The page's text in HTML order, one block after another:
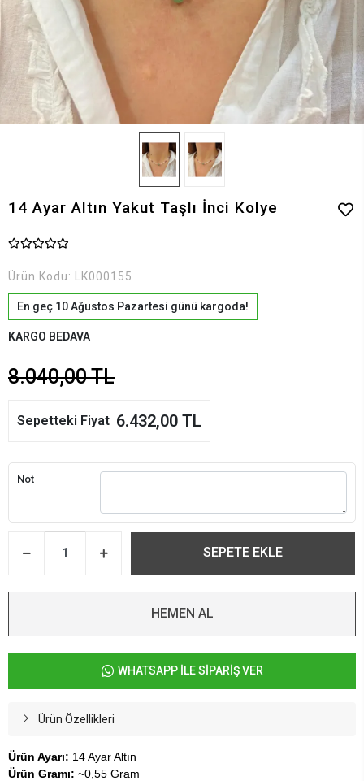
14 Ayar Altın Yakut Taşlı İnci Kolye
Ürün Kodu: LK000155
En geç 10 Ağustos Pazartesi günü kargoda!
KARGO BEDAVA
8.040,00 TL
Sepetteki Fiyat 6.432,00 TL
Not
SEPETE EKLE
HEMEN AL
WHATSAPP İLE SİPARİŞ VER
Ürün Özellikleri
Ürün Ayarı: 14 Ayar Altın
Ürün Gramı: ~0,55 Gram